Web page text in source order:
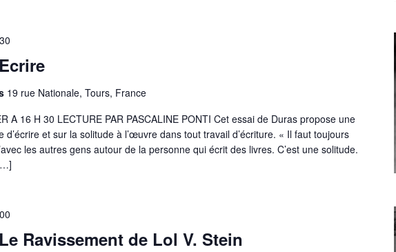
19 rue Nationale, Tours, France
A 16 H 30 LECTURE PAR PASCALINE PONTI Cet essai de Duras propose une
d’écrire et sur la solitude à l’œuvre dans tout travail d’écriture. « Il faut toujours
les autres gens autour de la personne qui écrit des livres. C’est une solitude.
Ravissement de Lol V. Stein